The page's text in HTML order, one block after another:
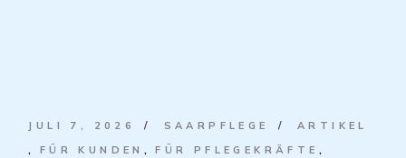
JULI 7, 2026 SAARPFLEGE
ARTIKEL
FÜR KUNDEN
FÜR PFLEGEKRÄFTE